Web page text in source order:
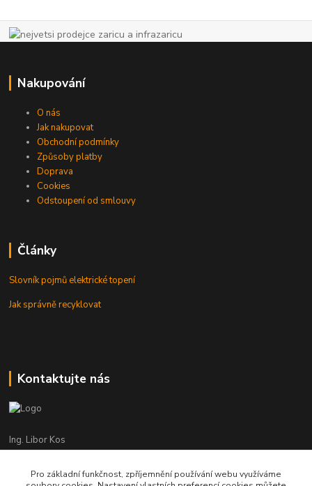
Nakupování
O nás
Jak nakupovat
Obchodní podmínky
Způsoby platby
Doprava
Cookies
Odstoupení od smlouvy
Články
Slovník pojmů elektrické topení
Jak správně recyklovat
Kontaktujte nás
Ing. Libor Kos
+420 601 555 225
(Po-Pá: 8-17:00 hod.)
Pro základní funkčnost, zpříjemnění používání webu využíváme